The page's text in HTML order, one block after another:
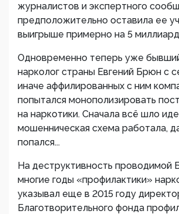
журналистов и экспертного
предположительно оставила ее
выигрыше примерно на 5
Одновременно теперь уже
нарколог страны Евгений Брюн с
иначе аффилированных с ним
попытался монополизировать
на наркотики. Сначала всё шло
мошенническая схема работала,
попался...
На деструктивность проводимой
многие годы «профилактики»
указывал еще в 2015 году
Благотворительного фонда